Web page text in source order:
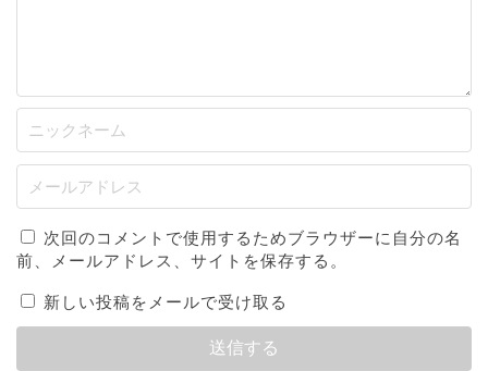
次回のコメントで使用するためブラウザーに自分の名
前、メールアドレス、サイトを保存する。
新しい投稿をメールで受け取る